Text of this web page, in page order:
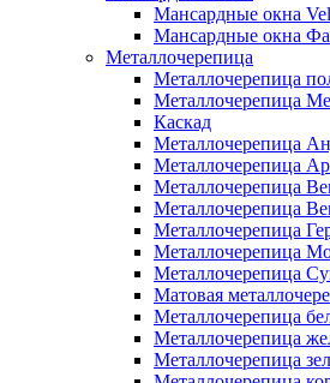
Мансардные окна
Мансардные окна
Металлочерепица
Металлочерепица
Металлочерепица
Каскад
Металлочерепица
Металлочерепица
Металлочерепица
Металлочерепица
Металлочерепица
Металлочерепица
Металлочерепица
Матовая
Металлочерепица
Металлочерепица
Металлочерепица